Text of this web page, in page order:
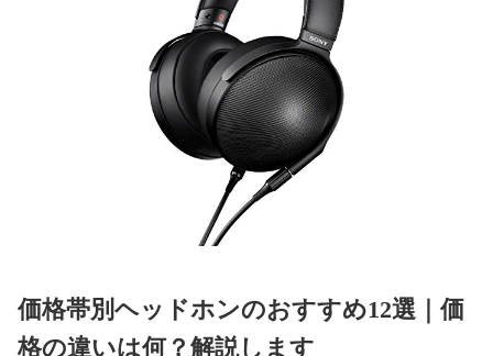
価格帯別ヘッドホンのおすすめ12選｜価
格の違いは何？解説します